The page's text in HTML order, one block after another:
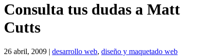
Consulta tus dudas a Matt
Cutts
26 abril, 2009 | desarrollo web, diseño y maquetado web